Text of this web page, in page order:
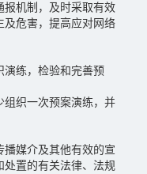
报机制，及时采取有效
及危害，提高应对网络
练，检验和完善预
织一次预案演练，并
媒介及其他有效的宣
置的有关法律、法规